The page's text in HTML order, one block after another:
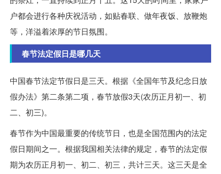
户都会进行各种庆祝活动，如贴春联、做年夜饭、放鞭炮
等，洋溢着浓厚的节日氛围。
春节法定假日是哪几天
中国春节法定节假日是三天。根据《全国年节及纪念日放
假办法》第二条第二项，春节放假3天(农历正月初一、初
二、初三)。
春节作为中国最重要的传统节日，也是全国范围内的法定
假日期间之一。根据我国相关法律的规定，春节的法定假
期为农历正月初一、初二、初三，共计三天。这三天是全